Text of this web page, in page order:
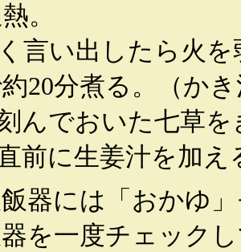
。
言い出したら火
20分煮る。（か
んでおいた七草
前に生姜汁を加え
器には「おかゆ
を一度チェック